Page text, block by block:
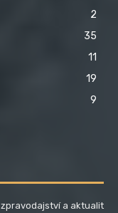
2
35
11
19
9
zpravodajství a aktualit